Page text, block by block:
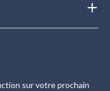
sur votre prochain